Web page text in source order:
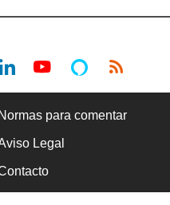
de venta de
Normas para comentar
Legal